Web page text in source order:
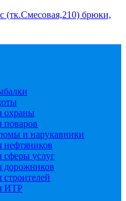
охраны
поваров
и нарукавники
нефтяников
сферы услуг
дорожников
ИТР